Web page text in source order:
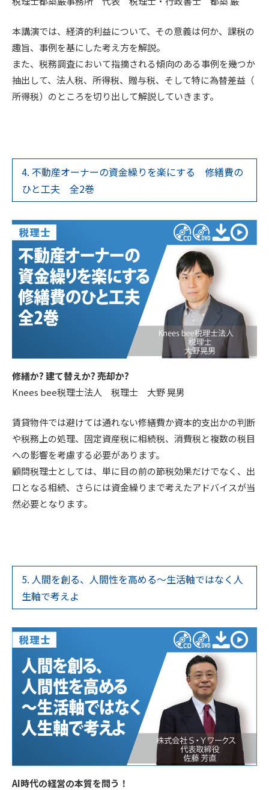
本講演では、経済的利益について、その意義は何か、課税の
趣旨、事例を基にした考え方を解説。
また、税務調査において指摘される傾向のある事例を幾つか
抽出して、法人税、所得税、贈与税、そして特に為替差益（
所得税）のところを切り出して解説していきます。
4. 不動産オーナーの資金繰りを楽にする 修繕費の
ひと工夫 全2巻
修繕か? 建て替えか? 売却か?
Knees bee税理士法人 税理士 大野 晃男
賃貸物件では避けては通れない修繕費か資本的支出かの判断
や税務上の処理、固定資産税に相続税、消費税と複数の税目
への影響を考慮する必要があります。
顧問税理士としては、単に目の前の節税効果だけでなく、出
口となる相続、さらには資金繰りまで考えたアドバイスが当
然必要となります。
5. 人間を創る、人間性を高める～生活軸ではなく人
生軸で考えよ
AI時代の経営の本質を問う！